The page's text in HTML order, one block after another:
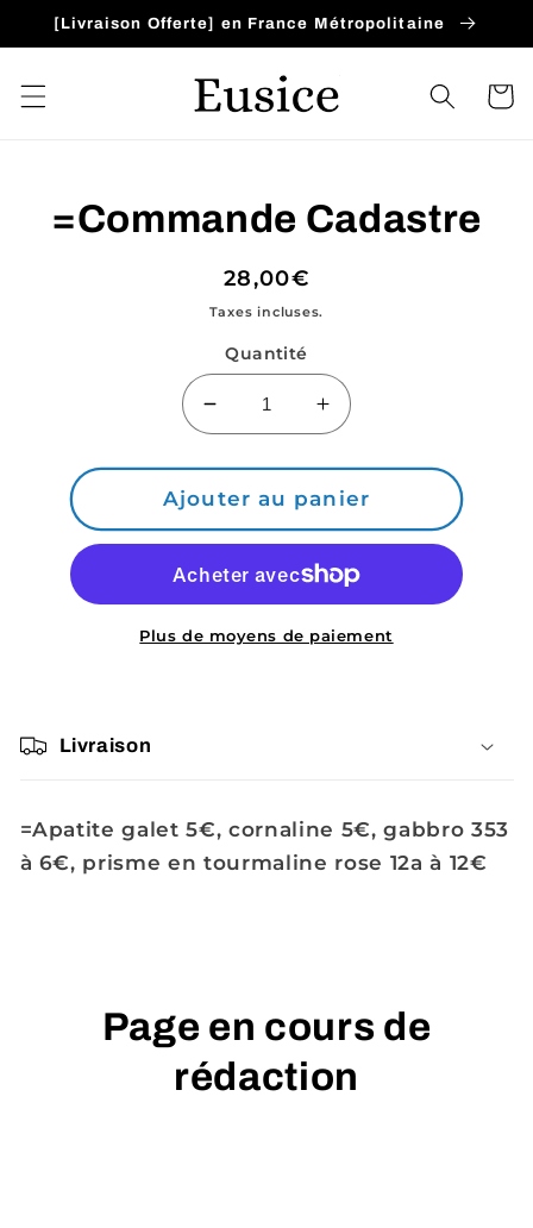
passer
au
[Livraison Offerte] en France Métropolitaine
Panier
Passer aux
informations
=Commande Cadastre
Prix
habituel
28,00€
Taxes incluses.
Quantité
Réduire
la
quantité
de
=Commande
Cadastre
Augmenter
la
quantité
de
=Commande
Cadastre
Ajouter au panier
Plus de moyens de paiement
Livraison
=Apatite galet 5€, cornaline 5€, gabbro 353
à 6€, prisme en tourmaline rose 12a à 12€
Page en cours de
rédaction